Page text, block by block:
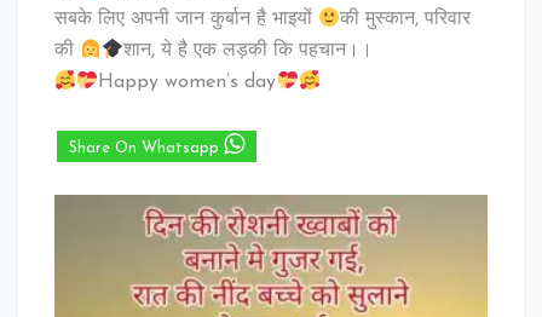
सबके लिए अपनी जान कुर्बान है भाइयों
की मुस्कान, परिवार
की
शान, ये है एक लड़की कि पहचान।।
Happy women’s day
Share On Whatsapp